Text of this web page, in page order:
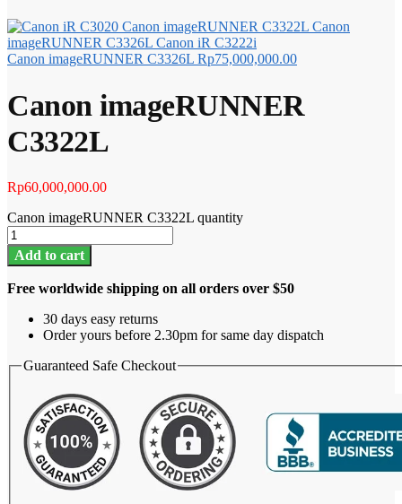
Canon imageRUNNER C3326L Rp75,000,000.00
Canon imageRUNNER
C3322L
Rp60,000,000.00
Canon imageRUNNER C3322L quantity
Add to cart
Free worldwide shipping on all orders over $50
30 days easy returns
Order yours before 2.30pm for same day dispatch
Guaranteed Safe Checkout